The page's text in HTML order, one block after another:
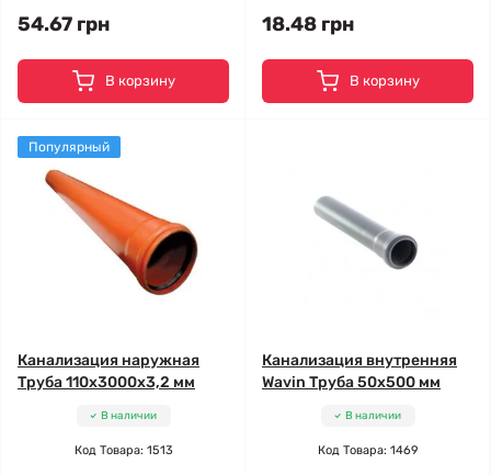
54.67 грн
В корзину
18.48 грн
В корзину
Популярный
Канализация наружная
Труба 110x3000x3,2 мм
В наличии
Код Товара: 1513
Канализация внутренняя
Wavin Труба 50x500 мм
В наличии
Код Товара: 1469